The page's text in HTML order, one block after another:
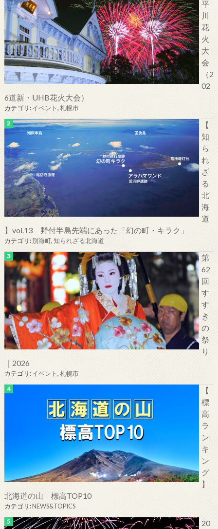
平
川
花
火
大
会
（2
02
6道新・UHB花火大会）
カテゴリ:イベント,札幌市
【
知
ら
れ
ざ
る
北
海
道
】vol.13 野付半島先端にあった「幻の町・キラク」
カテゴリ:別海町,知られざる北海道
第
62
回
す
す
き
の
祭
り
｜2026
カテゴリ:イベント,札幌市
【
標
高
ラ
ン
キ
ン
グ
】
北海道の山 標高TOP10
カテゴリ:NEWS&TOPICS
20